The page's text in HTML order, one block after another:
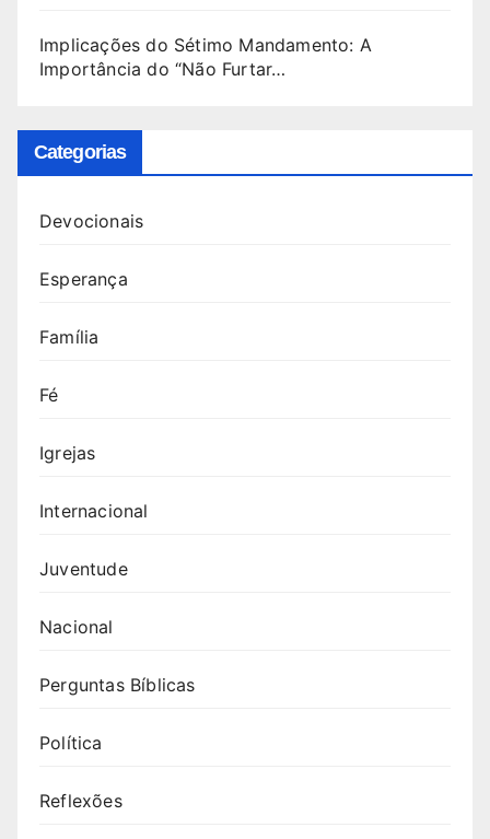
Implicações do Sétimo Mandamento: A
Importância do “Não Furtar…
Categorias
Devocionais
Esperança
Família
Fé
Igrejas
Internacional
Juventude
Nacional
Perguntas Bíblicas
Política
Reflexões